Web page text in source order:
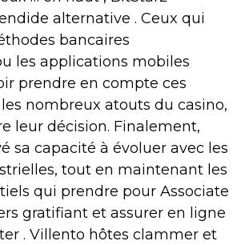
alternative . Ceux qui
bancaires
les applications mobiles
prendre en compte ces
nombreux atouts du casino,
leur décision. Finalement,
sa capacité à évoluer avec les
tout en maintenant les
qui prendre pour Associate
gratifiant et assurer en ligne
. Villento hôtes clammer et